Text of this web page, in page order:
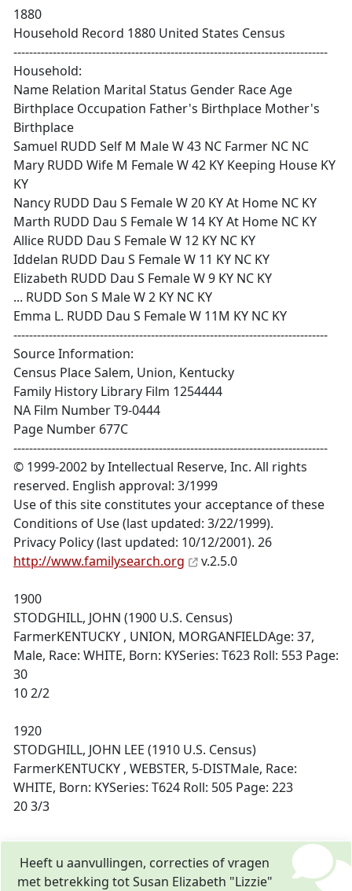
1880
Household Record 1880 United States Census
--------------------------------------------------------------------------------
Household:
Name Relation Marital Status Gender Race Age
Birthplace Occupation Father's Birthplace Mother's
Birthplace
Samuel RUDD Self M Male W 43 NC Farmer NC NC
Mary RUDD Wife M Female W 42 KY Keeping House KY
KY
Nancy RUDD Dau S Female W 20 KY At Home NC KY
Marth RUDD Dau S Female W 14 KY At Home NC KY
Allice RUDD Dau S Female W 12 KY NC KY
Iddelan RUDD Dau S Female W 11 KY NC KY
Elizabeth RUDD Dau S Female W 9 KY NC KY
... RUDD Son S Male W 2 KY NC KY
Emma L. RUDD Dau S Female W 11M KY NC KY
--------------------------------------------------------------------------------
Source Information:
Census Place Salem, Union, Kentucky
Family History Library Film 1254444
NA Film Number T9-0444
Page Number 677C
--------------------------------------------------------------------------------
© 1999-2002 by Intellectual Reserve, Inc. All rights
reserved. English approval: 3/1999
Use of this site constitutes your acceptance of these
Conditions of Use (last updated: 3/22/1999).
Privacy Policy (last updated: 10/12/2001). 26
http://www.familysearch.org
v.2.5.0
1900
STODGHILL, JOHN (1900 U.S. Census)
FarmerKENTUCKY , UNION, MORGANFIELDAge: 37,
Male, Race: WHITE, Born: KYSeries: T623 Roll: 553 Page:
30
10 2/2
1920
STODGHILL, JOHN LEE (1910 U.S. Census)
FarmerKENTUCKY , WEBSTER, 5-DISTMale, Race:
WHITE, Born: KYSeries: T624 Roll: 505 Page: 223
20 3/3
Heeft u aanvullingen, correcties of vragen
met betrekking tot Susan Elizabeth "Lizzie"